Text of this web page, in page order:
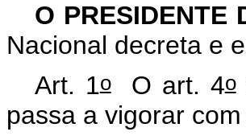
O PRESIDENTE
Nacional decreta e
Art. 1oO art. 4o
passa a vigorar